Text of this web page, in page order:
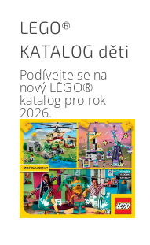
LEGO®
KATALOG děti
Podívejte se na
nový LEGO®
katalog pro rok
2026.